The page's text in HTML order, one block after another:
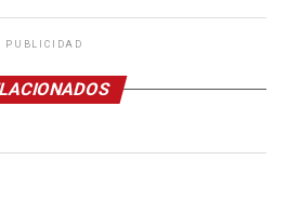
PUBLICIDAD